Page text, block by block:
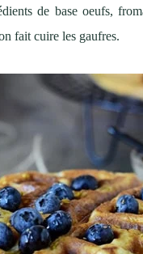
de base oeufs,
fait cuire les gaufres.